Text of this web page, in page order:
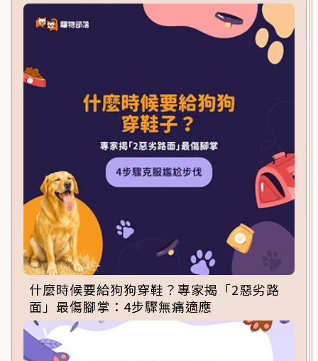
什麼時候要給狗狗穿鞋？專家揭「2惡劣路
面」最傷腳掌：4步驟無痛適應